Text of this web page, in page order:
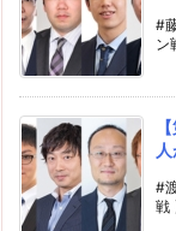
#
ン
#
戦